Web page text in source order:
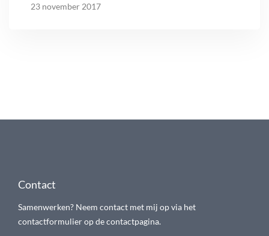
23 november 2017
Contact
Samenwerken? Neem contact met mij op via het
contactformulier op de contactpagina.